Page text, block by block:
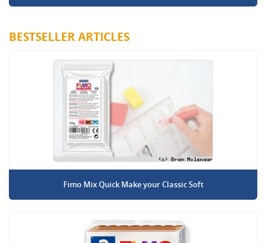
BESTSELLER ARTICLES
Fimo Mix Quick Make your Classic Soft